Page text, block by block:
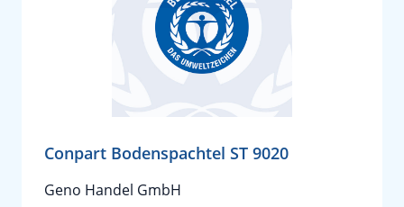
Conpart Bodenspachtel ST 9020
Geno Handel GmbH